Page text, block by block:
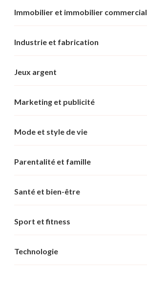
Immobilier et immobilier commercial
Industrie et fabrication
Jeux argent
Marketing et publicité
Mode et style de vie
Parentalité et famille
Santé et bien-être
Sport et fitness
Technologie